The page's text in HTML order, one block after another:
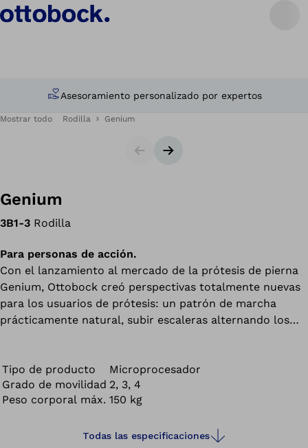
Asesoramiento personalizado por expertos
Mostrar todo Rodilla Genium
DiapositivaSiguiente diapositiva
Genium
3B1-3 Rodilla
Para personas de acción.
Con el lanzamiento al mercado de la prótesis de pierna
Genium, Ottobock creó perspectivas totalmente nuevas
para los usuarios de prótesis: un patrón de marcha
prácticamente natural, subir escaleras alternando los
ventajas de contar con una prótesis como la Genium se
han demostrado científicamente en varios estudios.
Tipo de producto
Microprocesador
Grado de movilidad 2, 3, 4
Peso corporal máx. 150 kg
Todas las especificaciones